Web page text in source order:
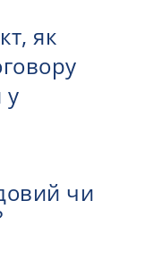
як
у
чи